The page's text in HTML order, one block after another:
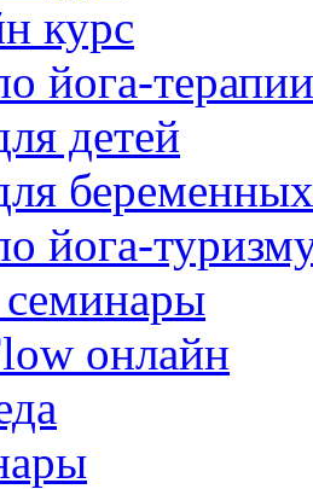
курс
йога-терапии
детей
беременных
йога-
онлайн